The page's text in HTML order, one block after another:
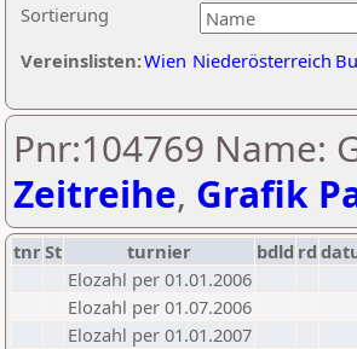
Sortierung
Vereinslisten:Wien Niederösterreich
Pnr:104769 Name:
Zeitreihe, Grafik
tnrSt turnier bdld rd
Elozahl per 01.01.2006
Elozahl per 01.07.2006
Elozahl per 01.01.2007